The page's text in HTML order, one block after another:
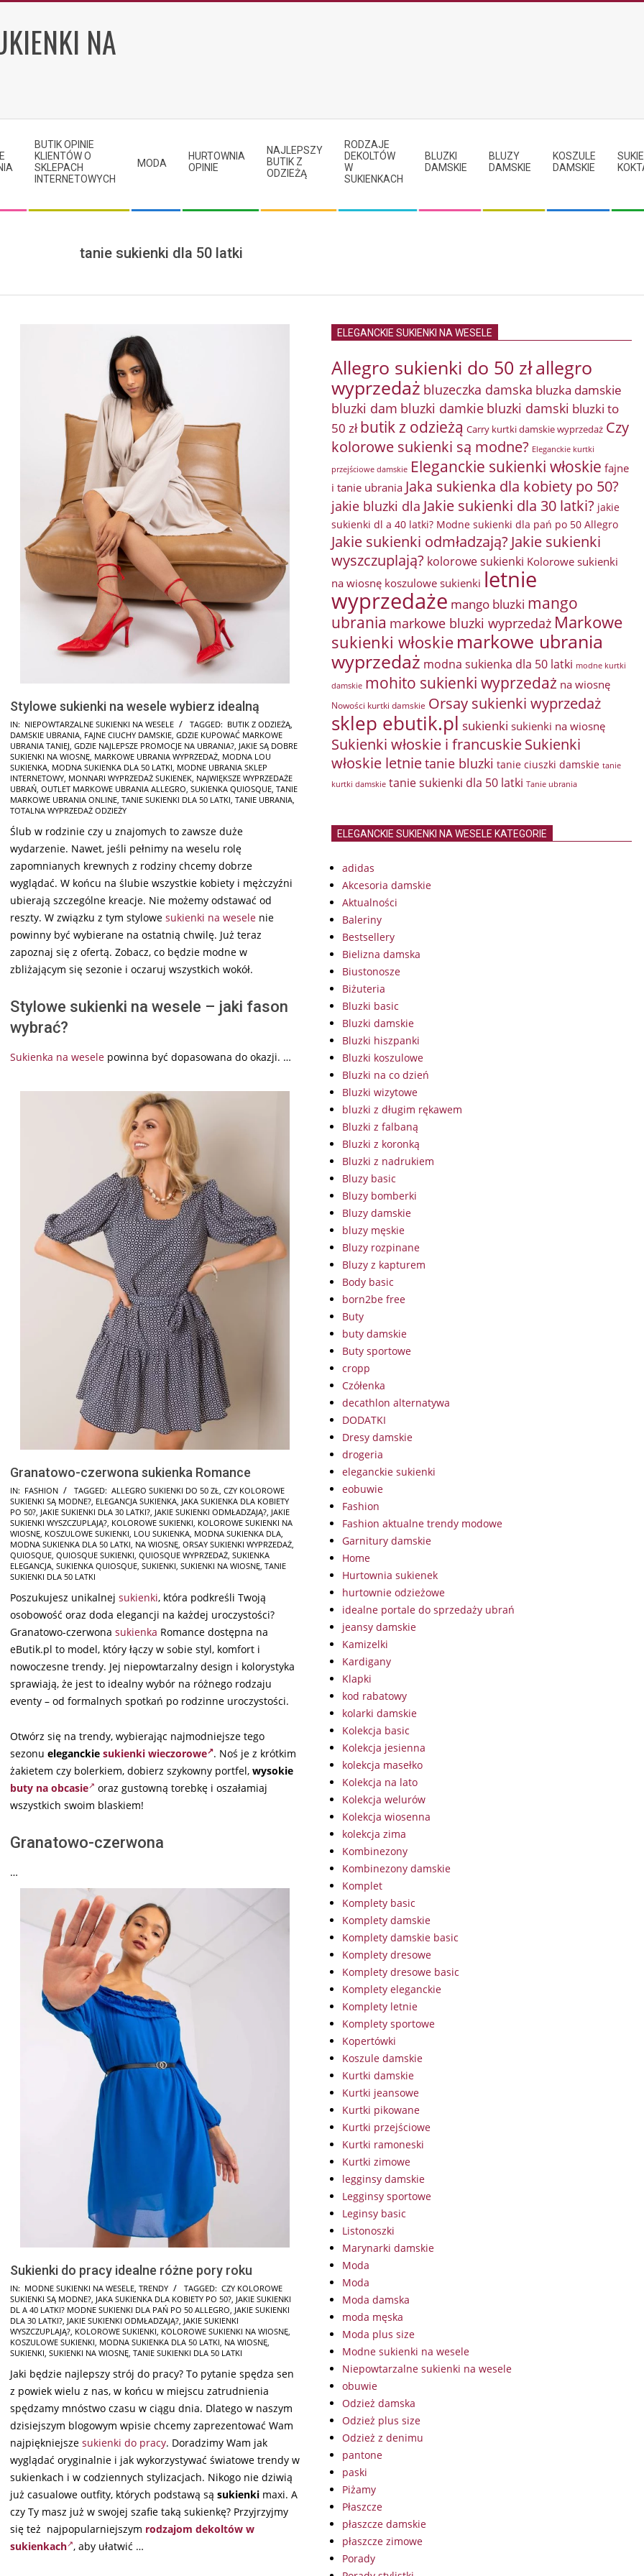
NA
BUTIK OPINIE
KLIENTÓW O
SKLEPACH
INTERNETOWYCH
MODA
HURTOWNIA
OPINIE
NAJLEPSZY
BUTIK Z
ODZIEŻĄ
RODZAJE
DEKOLTÓW
W
SUKIENKACH
BLUZKI
DAMSKIE
BLUZY
DAMSKIE
KOSZULE
DAMSKIE
tanie sukienki dla 50 latki
Stylowe sukienki na wesele wybierz idealną
2026-
02-
08
IN: NIEPOWTARZALNE SUKIENKI NA WESELE TAGGED: BUTIK Z ODZIEŻĄ,
DAMSKIE UBRANIA, FAJNE CIUCHY DAMSKIE, GDZIE KUPOWAĆ MARKOWE
UBRANIA TANIEJ, GDZIE NAJLEPSZE PROMOCJE NA UBRANIA?, JAKIE SĄ DOBRE
SUKIENKI NA WIOSNĘ, MARKOWE UBRANIA WYPRZEDAŻ, MODNA LOU
SUKIENKA, MODNA SUKIENKA DLA 50 LATKI, MODNE UBRANIA SKLEP
INTERNETOWY, MONNARI WYPRZEDAŻ SUKIENEK, NAJWIĘKSZE WYPRZEDAŻE
UBRAŃ, OUTLET MARKOWE UBRANIA ALLEGRO, SUKIENKA QUIOSQUE, TANIE
MARKOWE UBRANIA ONLINE, TANIE SUKIENKI DLA 50 LATKI, TANIE UBRANIA,
TOTALNA WYPRZEDAŻ ODZIEŻY
Ślub w rodzinie czy u znajomych to zawsze duże
wydarzenie. Nawet, jeśli pełnimy na weselu rolę
zapomnianych krewnych z rodziny chcemy dobrze
wyglądać. W końcu na ślubie wszystkie kobiety i mężczyźni
ubierają szczególne kreacje. Nie możemy odstawać od
reszty. W związku z tym stylowe sukienki na wesele nie
powinny być wybierane na ostatnią chwilę. Już teraz
zapoznaj się z ofertą. Zobacz, co będzie modne w
zbliżającym się sezonie i oczaruj wszystkich wokół.
Stylowe sukienki na wesele – jaki fason
wybrać?
Sukienka na wesele powinna być dopasowana do okazji. …
Granatowo-czerwona sukienka Romance
2025-
09-
18
IN: FASHION TAGGED: ALLEGRO SUKIENKI DO 50 ZŁ, CZY KOLOROWE
SUKIENKI SĄ MODNE?, ELEGANCJA SUKIENKA, JAKA SUKIENKA DLA KOBIETY
PO 50?, JAKIE SUKIENKI DLA 30 LATKI?, JAKIE SUKIENKI ODMŁADZAJĄ?, JAKIE
SUKIENKI WYSZCZUPLAJĄ?, KOLOROWE SUKIENKI, KOLOROWE SUKIENKI NA
WIOSNĘ, KOSZULOWE SUKIENKI, LOU SUKIENKA, MODNA SUKIENKA DLA,
MODNA SUKIENKA DLA 50 LATKI, NA WIOSNĘ, ORSAY SUKIENKI WYPRZEDAŻ,
QUIOSQUE, QUIOSQUE SUKIENKI, QUIOSQUE WYPRZEDAŻ, SUKIENKA
ELEGANCJA, SUKIENKA QUIOSQUE, SUKIENKI, SUKIENKI NA WIOSNĘ, TANIE
SUKIENKI DLA 50 LATKI
Poszukujesz unikalnej sukienki, która podkreśli Twoją
osobowość oraz doda elegancji na każdej uroczystości?
Granatowo-czerwona sukienka Romance dostępna na
eButik.pl to model, który łączy w sobie styl, komfort i
nowoczesne trendy. Jej niepowtarzalny design i kolorystyka
sprawiają, że jest to idealny wybór na różnego rodzaju
eventy – od formalnych spotkań po rodzinne uroczystości.
Otwórz się na trendy, wybierając najmodniejsze tego
sezonu eleganckie sukienki wieczorowe . Noś je z krótkim
żakietem czy bolerkiem, dobierz szykowny portfel, wysokie
buty na obcasie
oraz gustowną torebkę i oszałamiaj
wszystkich swoim blaskiem!
Granatowo-czerwona
…
Sukienki do pracy idealne różne pory roku
2025-
01-
28
IN: MODNE SUKIENKI NA WESELE, TRENDY TAGGED: CZY KOLOROWE
SUKIENKI SĄ MODNE?, JAKA SUKIENKA DLA KOBIETY PO 50?, JAKIE SUKIENKI
DL A 40 LATKI? MODNE SUKIENKI DLA PAŃ PO 50 ALLEGRO, JAKIE SUKIENKI
DLA 30 LATKI?, JAKIE SUKIENKI ODMŁADZAJĄ?, JAKIE SUKIENKI
WYSZCZUPLAJĄ?, KOLOROWE SUKIENKI, KOLOROWE SUKIENKI NA WIOSNĘ,
KOSZULOWE SUKIENKI, MODNA SUKIENKA DLA 50 LATKI, NA WIOSNĘ,
SUKIENKI, SUKIENKI NA WIOSNĘ, TANIE SUKIENKI DLA 50 LATKI
Jaki będzie najlepszy strój do pracy? To pytanie spędza sen
z powiek wielu z nas, w końcu w miejscu zatrudnienia
spędzamy mnóstwo czasu w ciągu dnia. Dlatego w naszym
dzisiejszym blogowym wpisie chcemy zaprezentować Wam
najpiękniejsze sukienki do pracy. Doradzimy Wam jak
wyglądać oryginalnie i jak wykorzystywać światowe trendy w
sukienkach i w codziennych stylizacjach. Nikogo nie dziwią
już casualowe outfity, których podstawą są sukienki maxi. A
czy Ty masz już w swojej szafie taką sukienkę? Przyjrzyjmy
się też najpopularniejszym rodzajom dekoltów w
sukienkach , aby ułatwić …
ELEGANCKIE SUKIENKI NA WESELE
Allegro sukienki do 50 złallegro
wyprzedaż bluzeczka damska bluzka damskie
bluzki dam bluzki damkie bluzki damski bluzki to
50 zł butik z odzieżą Carry kurtki damskie wyprzedaż Czy
kolorowe sukienki są modne? Eleganckie kurtki
przejściowe damskie Eleganckie sukienki włoskie fajne
i tanie ubrania Jaka sukienka dla kobiety po 50?
jakie bluzki dla Jakie sukienki dla 30 latki? jakie
sukienki dl a 40 latki? Modne sukienki dla pań po 50 Allegro
Jakie sukienki odmładzają? Jakie sukienki
wyszczuplają? kolorowe sukienki Kolorowe sukienki
na wiosnę koszulowe sukienki letnie
wyprzedaże mango bluzki mango
ubrania markowe bluzki wyprzedaż Markowe
sukienki włoskie markowe ubrania
wyprzedaż modna sukienka dla 50 latki modne kurtki
damskie mohito sukienki wyprzedaż na wiosnę
Nowości kurtki damskie Orsay sukienki wyprzedaż
sklep ebutik.pl sukienki sukienki na wiosnę
Sukienki włoskie i francuskieSukienki
włoskie letnietanie bluzki tanie ciuszki damskie tanie
kurtki damskie tanie sukienki dla 50 latki Tanie ubrania
ELEGANCKIE SUKIENKI NA WESELE KATEGORIE
adidas
Akcesoria damskie
Aktualności
Baleriny
Bestsellery
Bielizna damska
Biustonosze
Biżuteria
Bluzki basic
Bluzki damskie
Bluzki hiszpanki
Bluzki koszulowe
Bluzki na co dzień
Bluzki wizytowe
bluzki z długim rękawem
Bluzki z falbaną
Bluzki z koronką
Bluzki z nadrukiem
Bluzy basic
Bluzy bomberki
Bluzy damskie
bluzy męskie
Bluzy rozpinane
Bluzy z kapturem
Body basic
born2be free
Buty
buty damskie
Buty sportowe
cropp
Czółenka
decathlon alternatywa
DODATKI
Dresy damskie
drogeria
eleganckie sukienki
eobuwie
Fashion
Fashion aktualne trendy modowe
Garnitury damskie
Home
Hurtownia sukienek
hurtownie odzieżowe
idealne portale do sprzedaży ubrań
jeansy damskie
Kamizelki
Kardigany
Klapki
kod rabatowy
kolarki damskie
Kolekcja basic
Kolekcja jesienna
kolekcja masełko
Kolekcja na lato
Kolekcja welurów
Kolekcja wiosenna
kolekcja zima
Kombinezony
Kombinezony damskie
Komplet
Komplety basic
Komplety damskie
Komplety damskie basic
Komplety dresowe
Komplety dresowe basic
Komplety eleganckie
Komplety letnie
Komplety sportowe
Kopertówki
Koszule damskie
Kurtki damskie
Kurtki jeansowe
Kurtki pikowane
Kurtki przejściowe
Kurtki ramoneski
Kurtki zimowe
legginsy damskie
Legginsy sportowe
Leginsy basic
Listonoszki
Marynarki damskie
Moda
Moda
Moda damska
moda męska
Moda plus size
Modne sukienki na wesele
Niepowtarzalne sukienki na wesele
obuwie
Odzież damska
Odzież plus size
Odzież z denimu
pantone
paski
Piżamy
Płaszcze
płaszcze damskie
płaszcze zimowe
Porady